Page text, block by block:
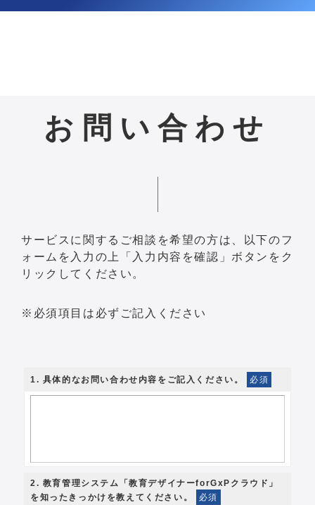
お問い合わせ
サービスに関するご相談を希望の方は、以下のフ
ォームを入力の上「入力内容を確認」ボタンをク
リックしてください。
※必須項目は必ずご記入ください
1. 具体的なお問い合わせ内容をご記入ください。 必須
2. 教育管理システム「教育デザイナーforGxPクラウド」
を知ったきっかけを教えてください。
必須